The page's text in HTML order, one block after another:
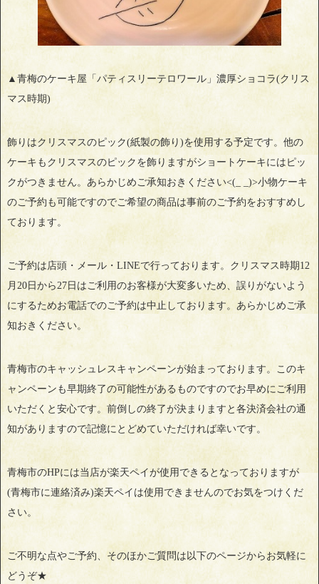
▲青梅のケーキ屋「パティスリーテロワール」濃厚ショコラ(クリス
マス時期)
飾りはクリスマスのピック(紙製の飾り)を使用する予定です。他の
ケーキもクリスマスのピックを飾りますがショートケーキにはピッ
クがつきません。あらかじめご承知おきください<(_ _)>小物ケーキ
のご予約も可能ですのでご希望の商品は事前のご予約をおすすめし
ております。
ご予約は店頭・メール・LINEで行っております。クリスマス時期12
月20日から27日はご利用のお客様が大変多いため、誤りがないよう
にするためお電話でのご予約は中止しております。あらかじめご承
知おきください。
青梅市のキャッシュレスキャンペーンが始まっております。このキ
ャンペーンも早期終了の可能性があるものですのでお早めにご利用
いただくと安心です。前倒しの終了が決まりますと各決済会社の通
知がありますので記憶にとどめていただければ幸いです。
青梅市のHPには当店が楽天ペイが使用できるとなっておりますが
(青梅市に連絡済み)楽天ペイは使用できませんのでお気をつけくだ
さい。
ご不明な点やご予約、そのほかご質問は以下のページからお気軽に
どうぞ★